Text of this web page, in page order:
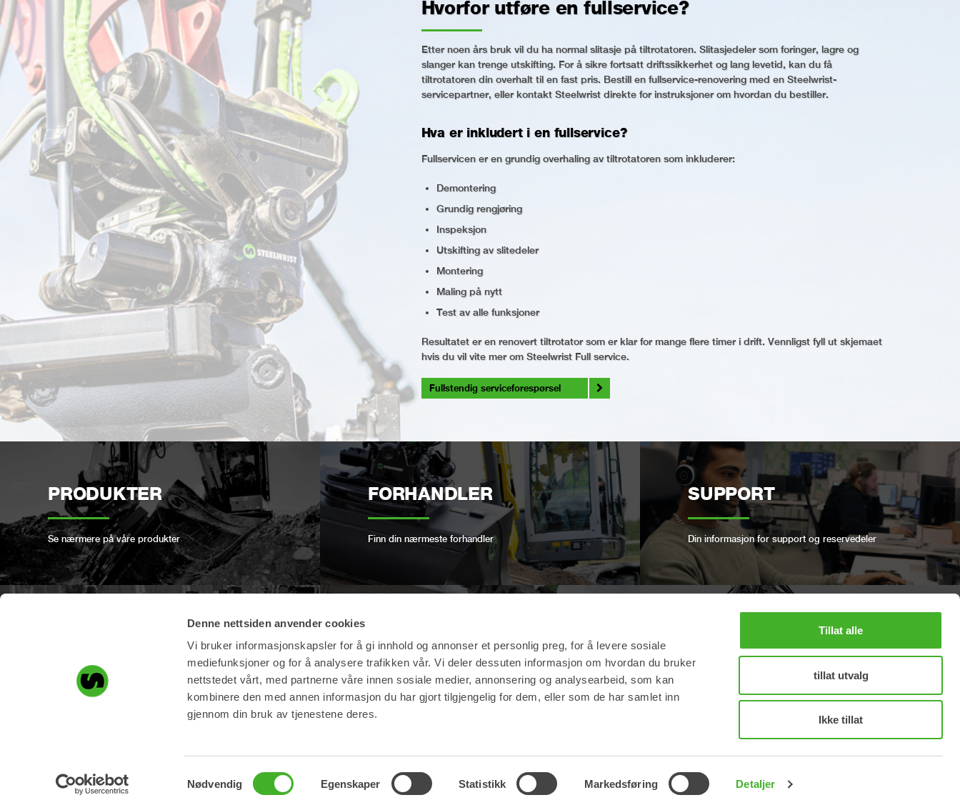
Denne nettsiden anvender cookies
Vi bruker informasjonskapsler for å gi innhold og annonser et personlig preg, for å levere sosiale
mediefunksjoner og for å analysere trafikken vår. Vi deler dessuten informasjon om hvordan du bruker
nettstedet vårt, med partnerne våre innen sosiale medier, annonsering og analysearbeid, som kan
kombinere den med annen informasjon du har gjort tilgjengelig for dem, eller som de har samlet inn
gjennom din bruk av tjenestene deres.
Samtykkevalg
Nødvendig Egenskaper Statistikk Markedsføring Detaljer
Tillat alle
tillat utvalg
Ikke tillat
Hvorfor utføre en fullservice?
Etter noen års bruk vil du ha normal slitasje på tiltrotatoren. Slitasjedeler som foringer, lagre og
slanger kan trenge utskifting. For å sikre fortsatt driftssikkerhet og lang levetid, kan du få
tiltrotatoren din overhalt til en fast pris. Bestill en fullservice-renovering med en Steelwrist-
servicepartner, eller kontakt Steelwrist direkte for instruksjoner om hvordan du bestiller.
Hva er inkludert i en fullservice?
Fullservicen er en grundig overhaling av tiltrotatoren som inkluderer:
Demontering
Grundig rengjøring
Inspeksjon
Utskifting av slitedeler
Montering
Maling på nytt
Test av alle funksjoner
Resultatet er en renovert tiltrotator som er klar for mange flere timer i drift. Vennligst fyll ut skjemaet
hvis du vil vite mer om Steelwrist Full service.
Fullstendig serviceforespørsel
PRODUKTER
Se nærmere på våre produkter
FORHANDLER
Finn din nærmeste forhandler
SUPPORT
Din informasjon for support og reservedeler
Produkt registrering
Register ditt Steelwrist produkt her
OPEN-S STANDARD
Vi samsvarer den åpne industristandarden for
helautomatiske hurtigkoblinger
BESTILL FULL SERVICE
Hold din Steelwrist i god stand